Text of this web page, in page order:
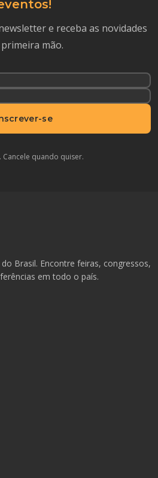
e receba as novidades
mão.
se
Cancele quando quiser.
Brasil. Encontre feiras, congressos,
em todo o país.